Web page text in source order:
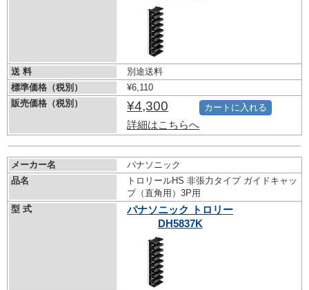
送 料
別途送料
標準価格（税別）
¥6,110
販売価格（税別）
¥4,300
詳細はこちらへ
カートに入れる
メーカー名
パナソニック
品名
トロリールHS 非張力タイプ ガイドキャッ
プ（直角用）3P用
型 式
パナソニック トロリー
DH5837K